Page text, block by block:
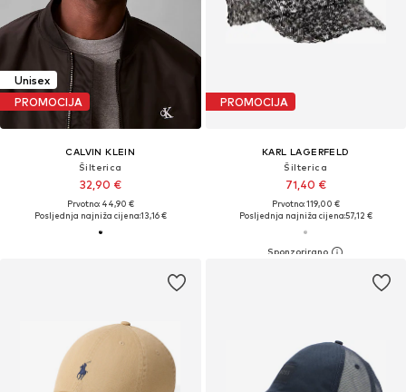
Unisex
PROMOCIJA
CALVIN KLEIN
Šilterica
32,90 €
Prvotno: 44,90 €
Posljednja najniža cijena:13,16 €
PROMOCIJA
KARL LAGERFELD
Šilterica
71,40 €
Prvotno: 119,00 €
Posljednja najniža cijena:57,12 €